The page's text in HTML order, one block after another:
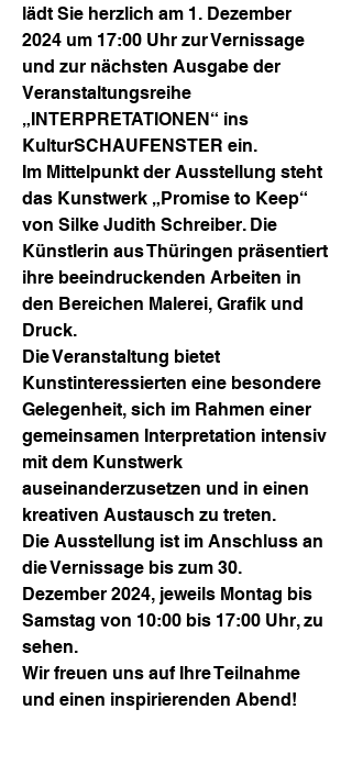
lädt Sie herzlich am 1. Dezember
2024 um 17:00 Uhr zur Vernissage
und zur nächsten Ausgabe der
Veranstaltungsreihe
„INTERPRETATIONEN“ ins
KulturSCHAUFENSTER ein.
Im Mittelpunkt der Ausstellung steht
das Kunstwerk „Promise to Keep“
von Silke Judith Schreiber. Die
Künstlerin aus Thüringen präsentiert
ihre beeindruckenden Arbeiten in
den Bereichen Malerei, Grafik und
Druck.
Die Veranstaltung bietet
Kunstinteressierten eine besondere
Gelegenheit, sich im Rahmen einer
gemeinsamen Interpretation intensiv
mit dem Kunstwerk
auseinanderzusetzen und in einen
kreativen Austausch zu treten.
Die Ausstellung ist im Anschluss an
die Vernissage bis zum 30.
Dezember 2024, jeweils Montag bis
Samstag von 10:00 bis 17:00 Uhr, zu
sehen.
Wir freuen uns auf Ihre Teilnahme
und einen inspirierenden Abend!